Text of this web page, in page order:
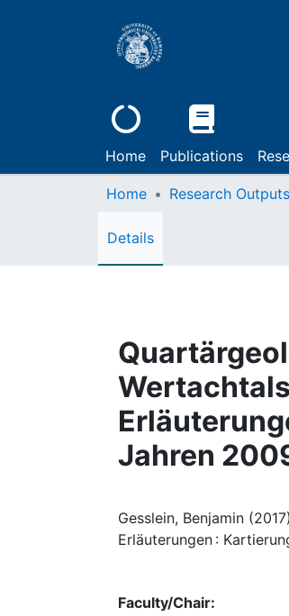
Home Publications
Home Research Outputs
Details
Jahren
Gesslein, Benjamin
Erläuterungen :
Faculty/Chair: